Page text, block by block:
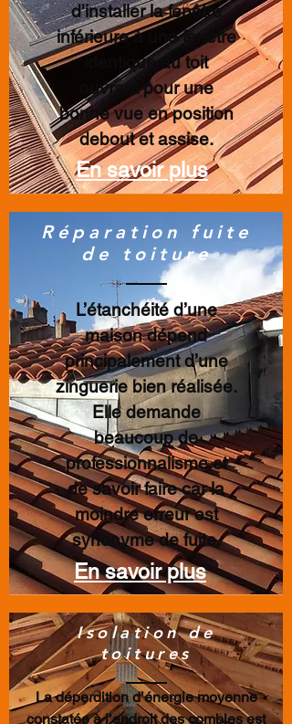
d'installer la fenêtre
inférieure à une fenêtre
identique au toit
ouvrant pour une
bonne vue en position
debout et assise.
En savoir plus
Réparation fuite
de toiture
L’étanchéité d’une
maison dépend
principalement d’une
zinguerie bien réalisée.
Elle demande
beaucoup de
professionnalisme et
de savoir faire car la
moindre erreur est
synonyme de fuite.
En savoir plus
Isolation de
toitures
La déperdition d’énergie moyenne
constatée à l’endroit des combles est